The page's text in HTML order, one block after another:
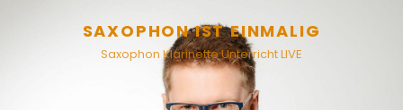
SAXOPHON IST EINMALIG
Saxophon Klarinette Unterricht LIVE